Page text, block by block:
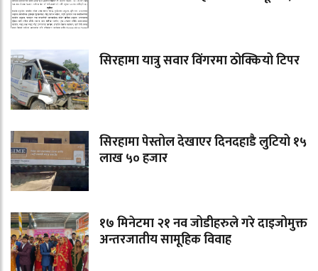
सिरहामा यात्रु सवार विंगरमा ठोक्कियो टिपर
सिरहामा पेस्तोल देखाएर दिनदहाडै लुटियो १५
लाख ५० हजार
१७ मिनेटमा २१ नव जोडीहरुले गरे दाइजोमुक्त
अन्तरजातीय सामूहिक विवाह